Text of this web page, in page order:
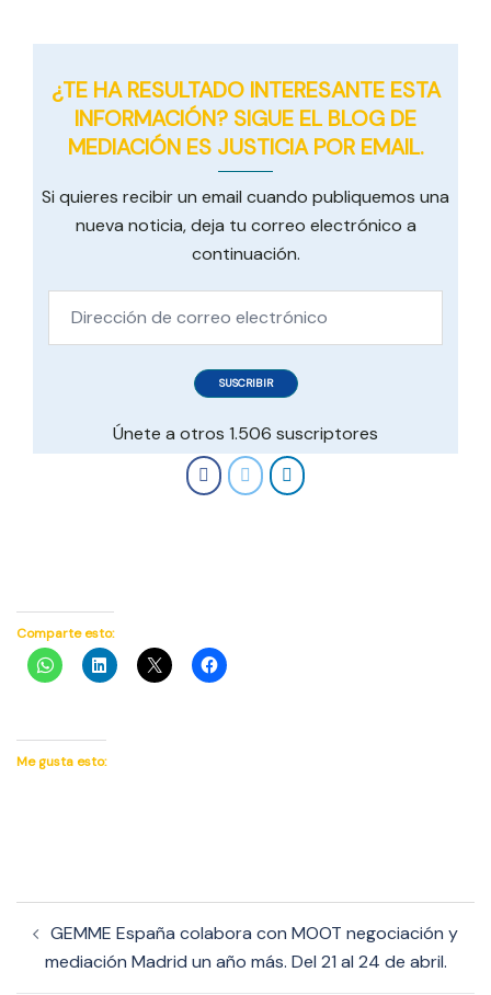
¿TE HA RESULTADO INTERESANTE ESTA
INFORMACIÓN? SIGUE EL BLOG DE
MEDIACIÓN ES JUSTICIA POR EMAIL.
Si quieres recibir un email cuando publiquemos una
nueva noticia, deja tu correo electrónico a
continuación.
SUSCRIBIR
Únete a otros 1.506 suscriptores
Comparte esto:
Me gusta esto:
de
entradas
GEMME España colabora con MOOT negociación y
mediación Madrid un año más. Del 21 al 24 de abril.